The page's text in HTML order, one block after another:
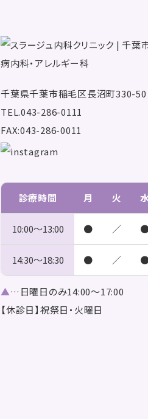
千葉県千葉市稲毛区長沼町330-50
TEL.043-286-0111
FAX:043-286-0011
診療時間 月 火
10:00～13:00 ● ／
14:30～18:30 ● ／
▲…日曜日のみ14:00～17:00
【休診日】祝祭日・火曜日